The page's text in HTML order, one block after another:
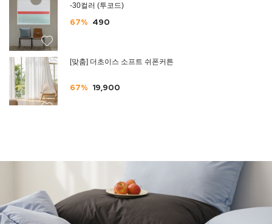
-30컬러 (투코드)
67% 490
[맞춤] 더초이스 소프트 쉬폰커튼
67% 19,900